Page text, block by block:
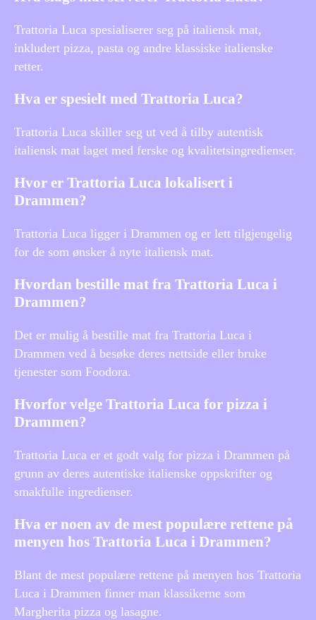
Trattoria Luca spesialiserer seg på italiensk mat,
inkludert pizza, pasta og andre klassiske italienske
retter.
Hva er spesielt med Trattoria Luca?
Trattoria Luca skiller seg ut ved å tilby autentisk
italiensk mat laget med ferske og kvalitetsingredienser.
Hvor er Trattoria Luca lokalisert i
Drammen?
Trattoria Luca ligger i Drammen og er lett tilgjengelig
for de som ønsker å nyte italiensk mat.
Hvordan bestille mat fra Trattoria Luca i
Drammen?
Det er mulig å bestille mat fra Trattoria Luca i
Drammen ved å besøke deres nettside eller bruke
tjenester som Foodora.
Hvorfor velge Trattoria Luca for pizza i
Drammen?
Trattoria Luca er et godt valg for pizza i Drammen på
grunn av deres autentiske italienske oppskrifter og
smakfulle ingredienser.
Hva er noen av de mest populære rettene på
menyen hos Trattoria Luca i Drammen?
Blant de mest populære rettene på menyen hos Trattoria
Luca i Drammen finner man klassikerne som
Margherita pizza og lasagne.